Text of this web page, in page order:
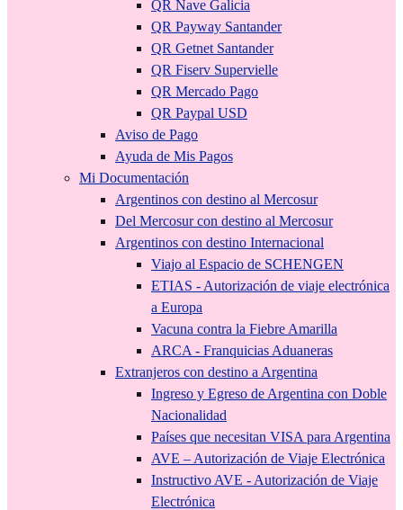
QR Nave Galicia
QR Payway Santander
QR Getnet Santander
QR Fiserv Supervielle
QR Mercado Pago
QR Paypal USD
Aviso de Pago
Ayuda de Mis Pagos
Mi Documentación
Argentinos con destino al Mercosur
Del Mercosur con destino al Mercosur
Argentinos con destino Internacional
Viajo al Espacio de SCHENGEN
ETIAS - Autorización de viaje electrónica
a Europa
Vacuna contra la Fiebre Amarilla
ARCA - Franquicias Aduaneras
Extranjeros con destino a Argentina
Ingreso y Egreso de Argentina con Doble
Nacionalidad
Países que necesitan VISA para Argentina
AVE – Autorización de Viaje Electrónica
Instructivo AVE - Autorización de Viaje
Electrónica